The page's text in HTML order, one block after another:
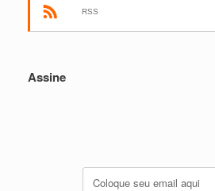
RSS
Assine